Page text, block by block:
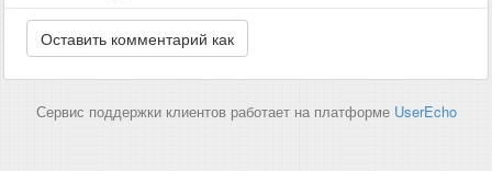
Сервис поддержки клиентов работает на платформе UserEcho